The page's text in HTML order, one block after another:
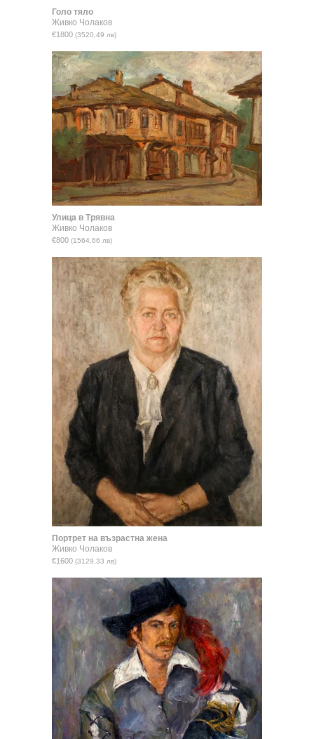
Голо тяло
Живко Чолаков
€1800 (3520,49 лв)
Улица в Трявна
Живко Чолаков
€800 (1564,66 лв)
Портрет на възрастна жена
Живко Чолаков
€1600 (3129,33 лв)